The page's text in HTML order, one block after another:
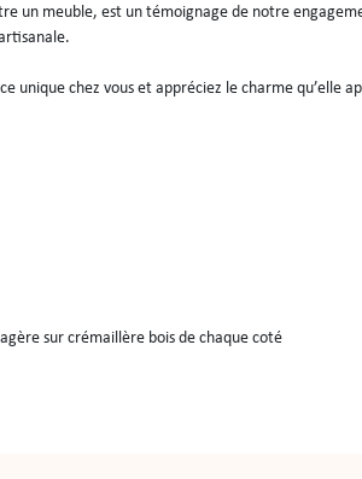
un meuble, est un témoignage de notre
unique chez vous et appréciez le charme qu’elle
sur crémaillère bois de chaque coté